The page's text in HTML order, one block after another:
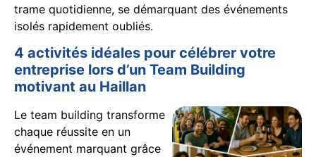
trame quotidienne, se démarquant des événements
isolés rapidement oubliés.
4 activités idéales pour célébrer votre
entreprise lors d’un Team Building
motivant au Haillan
Le team building transforme
chaque réussite en un
événement marquant grâce